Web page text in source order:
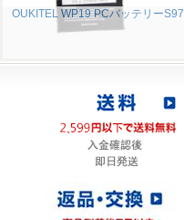
OUKITEL WP19 PCバッテリーS97